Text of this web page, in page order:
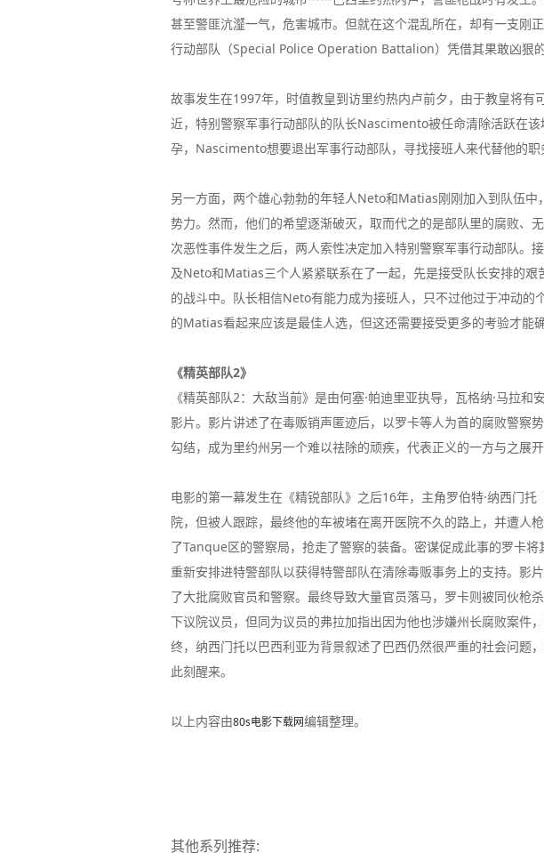
甚至警匪沆瀣一气，危害城市。但就在这个混乱所在，却有一支刚
行动部队（Special Police Operation Battalion）凭借其果敢凶狠的
故事发生在1997年，时值教皇到访里约热内卢前夕，由于教皇将有
近，特别警察军事行动部队的队长Nascimento被任命清除活跃在
孕，Nascimento想要退出军事行动部队，寻找接班人来代替他的职
另一方面，两个雄心勃勃的年轻人Neto和Matias刚刚加入到队伍中
势力。然而，他们的希望逐渐破灭，取而代之的是部队里的腐败、
次恶性事件发生之后，两人索性决定加入特别警察军事行动部队。
及Neto和Matias三个人紧紧联系在了一起，先是接受队长安排的艰
的战斗中。队长相信Neto有能力成为接班人，只不过他过于冲动的
的Matias看起来应该是最佳人选，但这还需要接受更多的考验才能确
《精英部队2》
《精英部队2：大敌当前》是由何塞·帕迪里亚执导，瓦格纳·马拉和
影片。影片讲述了在毒贩销声匿迹后，以罗卡等人为首的腐败警察
勾结，成为里约州另一个难以祛除的顽疾，代表正义的一方与之展
电影的第一幕发生在《精锐部队》之后16年，主角罗伯特·纳西门托
院，但被人跟踪，最终他的车被堵在离开医院不久的路上，并遭人
了Tanque区的警察局，抢走了警察的装备。密谋促成此事的罗卡将
重新安排进特警部队以获得特警部队在清除毒贩事务上的支持。影
了大批腐败官员和警察。最终导致大量官员落马，罗卡则被同伙枪
下议院议员，但同为议员的弗拉加指出因为他也涉嫌州长腐败案件
终，纳西门托以巴西利亚为背景叙述了巴西仍然很严重的社会问题
此刻醒来。
以上内容由80s电影下载网编辑整理。
其他系列推荐: